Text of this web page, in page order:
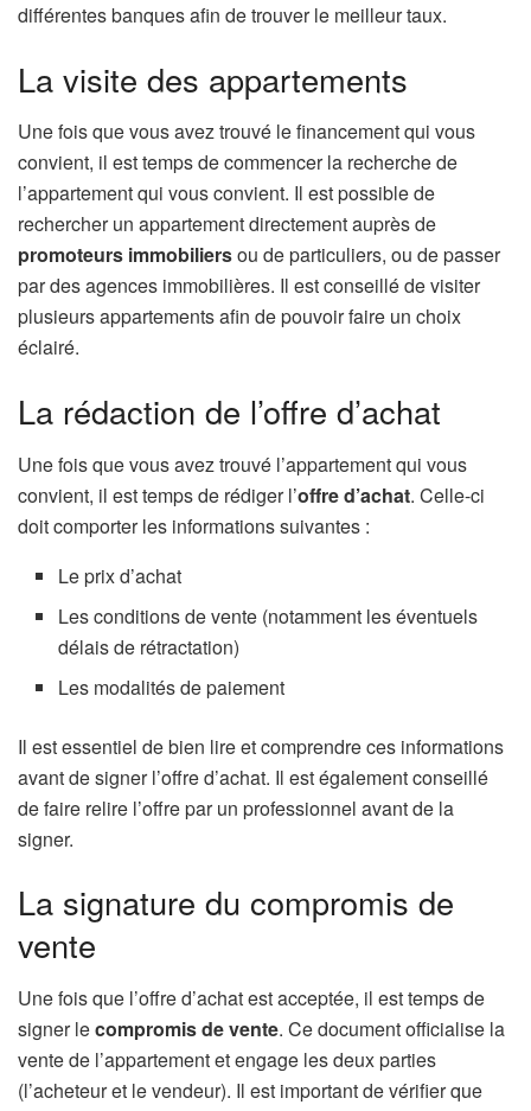
différentes banques afin de trouver le meilleur taux.
La visite des appartements
Une fois que vous avez trouvé le financement qui vous
convient, il est temps de commencer la recherche de
l’appartement qui vous convient. Il est possible de
rechercher un appartement directement auprès de
promoteurs immobiliersou de particuliers, ou de passer
par des agences immobilières. Il est conseillé de visiter
plusieurs appartements afin de pouvoir faire un choix
éclairé.
La rédaction de l’offre d’achat
Une fois que vous avez trouvé l’appartement qui vous
convient, il est temps de rédiger l’offre d’achat. Celle-ci
doit comporter les informations suivantes :
Le prix d’achat
Les conditions de vente (notamment les éventuels
délais de rétractation)
Les modalités de paiement
Il est essentiel de bien lire et comprendre ces informations
avant de signer l’offre d’achat. Il est également conseillé
de faire relire l’offre par un professionnel avant de la
signer.
La signature du compromis de
vente
Une fois que l’offre d’achat est acceptée, il est temps de
signer lecompromis de vente. Ce document officialise la
vente de l’appartement et engage les deux parties
(l’acheteur et le vendeur). Il est important de vérifier que